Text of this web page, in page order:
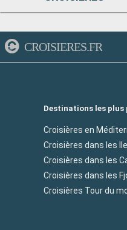
CROISIERES.FR
Destinations les plus
Croisières en
Croisières dans les
Croisières dans les
Croisières dans les
Croisières Tour du